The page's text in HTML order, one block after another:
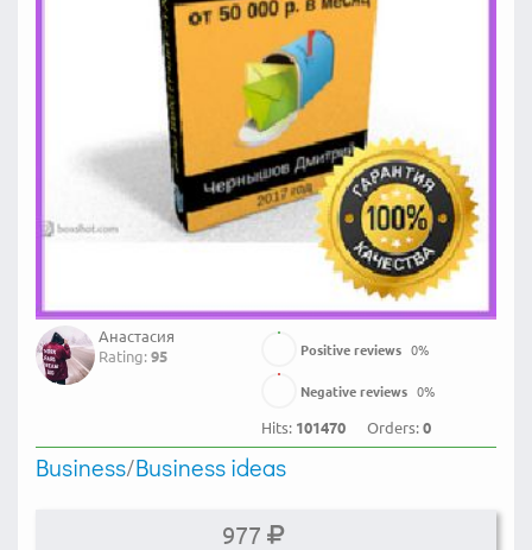
Анастасия
Rating:95 Positive reviews 0%
Negative reviews 0%
Hits: 101470 Orders:0
Business/Business ideas
977